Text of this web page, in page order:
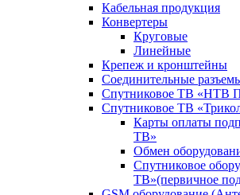
Кабельная продукция
Конвертеры
Круговые
Линейные
Крепеж и кронштейны
Соединительные
Спутниковое ТВ «НТВ
Спутниковое ТВ
Карты оплаты
ТВ»
Обмен
Спутниковое
ТВ»(первичное